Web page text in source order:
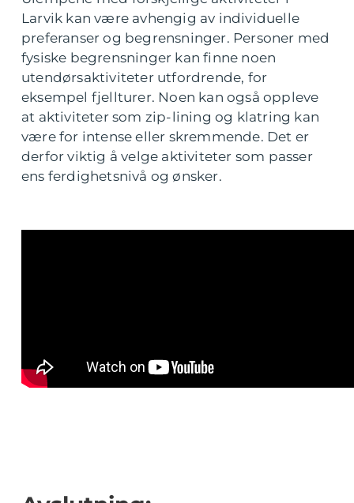
Larvik kan være avhengig av individuelle
preferanser og begrensninger. Personer med
fysiske begrensninger kan finne noen
utendørsaktiviteter utfordrende, for
eksempel fjellturer. Noen kan også oppleve
at aktiviteter som zip-lining og klatring kan
være for intense eller skremmende. Det er
derfor viktig å velge aktiviteter som passer
ens ferdighetsnivå og ønsker.